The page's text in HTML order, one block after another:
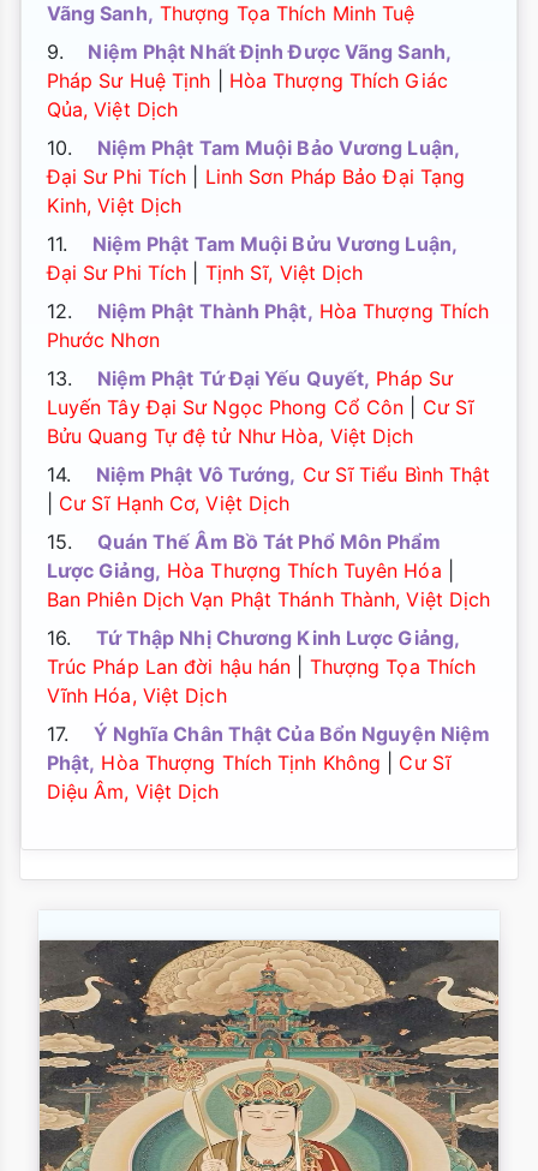
Vãng Sanh, Thượng Tọa Thích Minh Tuệ
9. Niệm Phật Nhất Định Được Vãng Sanh,
Pháp Sư Huệ Tịnh
Hòa Thượng Thích Giác
Qủa, Việt Dịch
10. Niệm Phật Tam Muội Bảo Vương Luận,
Đại Sư Phi Tích
Linh Sơn Pháp Bảo Đại Tạng
Kinh, Việt Dịch
11. Niệm Phật Tam Muội Bửu Vương Luận,
Đại Sư Phi Tích
Tịnh Sĩ, Việt Dịch
12. Niệm Phật Thành Phật, Hòa Thượng Thích
Phước Nhơn
13. Niệm Phật Tứ Đại Yếu Quyết, Pháp Sư
Luyến Tây Đại Sư Ngọc Phong Cổ Côn
Cư Sĩ
Bửu Quang Tự đệ tử Như Hòa, Việt Dịch
14. Niệm Phật Vô Tướng, Cư Sĩ Tiểu Bình Thật
Cư Sĩ Hạnh Cơ, Việt Dịch
15. Quán Thế Âm Bồ Tát Phổ Môn Phẩm
Lược Giảng, Hòa Thượng Thích Tuyên Hóa
Ban Phiên Dịch Vạn Phật Thánh Thành, Việt Dịch
16. Tứ Thập Nhị Chương Kinh Lược Giảng,
Trúc Pháp Lan đời hậu hán
Thượng Tọa Thích
Vĩnh Hóa, Việt Dịch
17. Ý Nghĩa Chân Thật Của Bổn Nguyện Niệm
Phật, Hòa Thượng Thích Tịnh Không
Cư Sĩ
Diệu Âm, Việt Dịch